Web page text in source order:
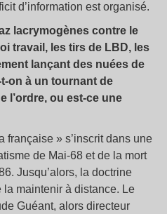
d’information est organisé.
lacrymogènes contre le
travail, les tirs de LBD, les
lançant des nuées de
on à un tournant de
l’ordre, ou est-ce une
française » s’inscrit dans une
de Mai-68 et de la mort
Jusqu’alors, la doctrine
maintenir à distance. Le
Guéant, alors directeur